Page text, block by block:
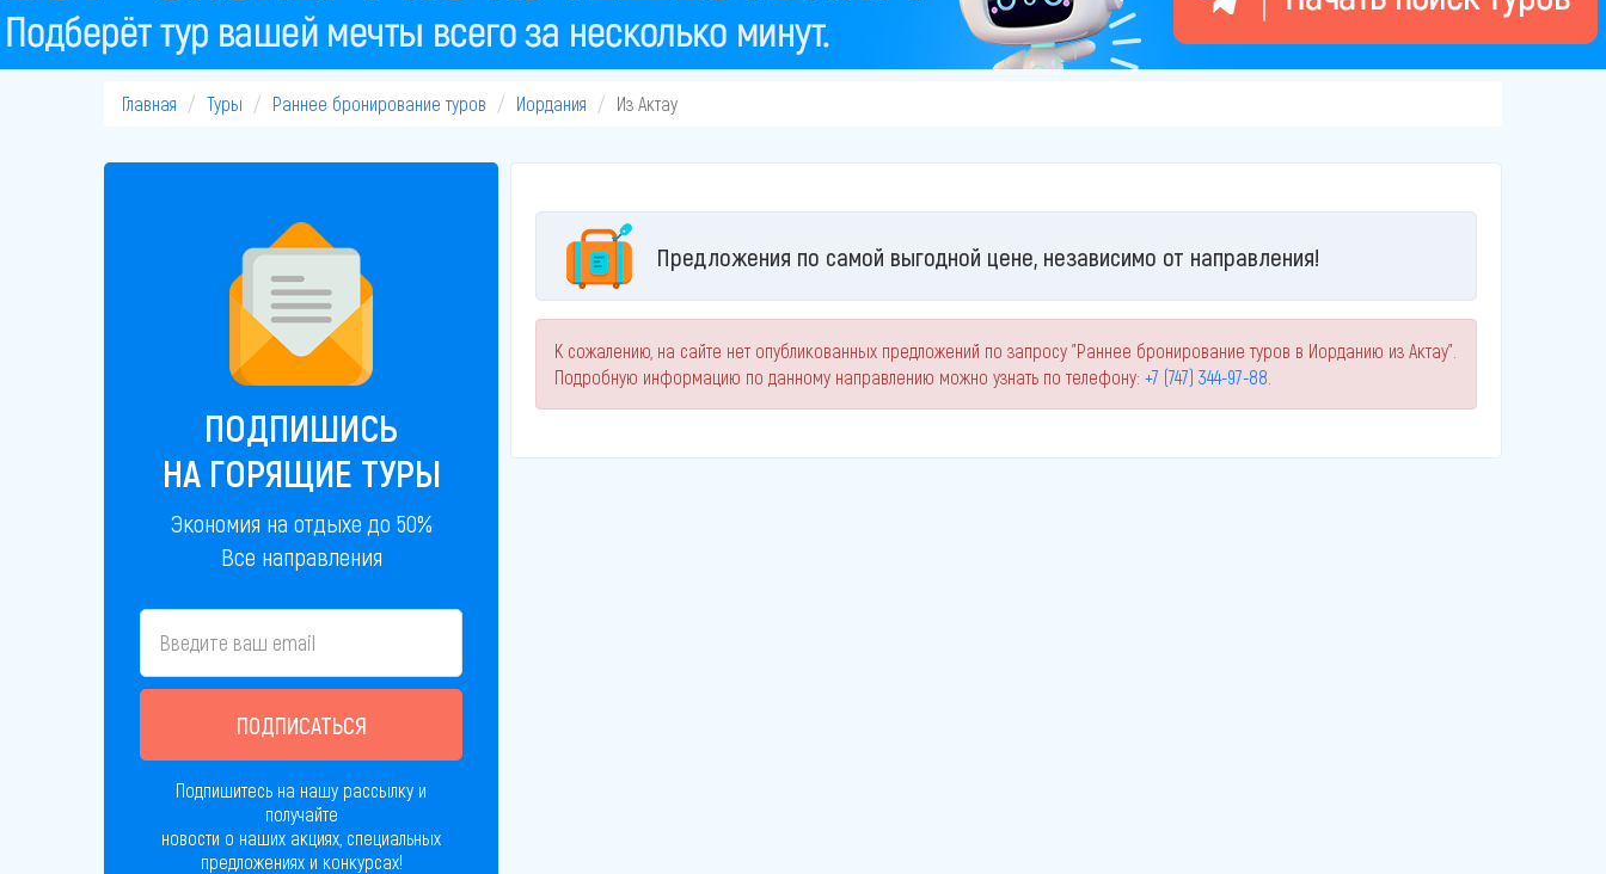
Главная Туры Раннее бронирование туров Иордания Из Актау
ПОДПИШИСЬ
НА ГОРЯЩИЕ ТУРЫ
Экономия на отдыхе до 50%
Все направления
ПОДПИСАТЬСЯ
Подпишитесь на нашу рассылку и
получайте
новости о наших акциях, специальных
предложениях и конкурсах!
Предложения по самой выгодной цене, независимо от направления!
К сожалению, на сайте нет опубликованных предложений по запросу "Раннее бронирование туров в Иорданию из Актау".
Подробную информацию по данному направлению можно узнать по телефону: +7 (747) 344-97-88